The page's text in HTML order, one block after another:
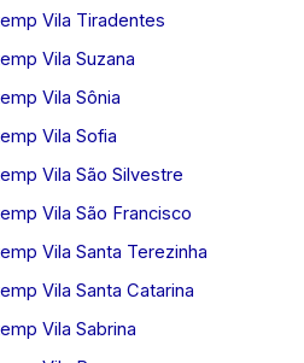
Vila Tiradentes
Vila Suzana
Vila Sônia
Vila Sofia
Vila São Silvestre
Vila São Francisco
Vila Santa Terezinha
Vila Santa Catarina
Vila Sabrina